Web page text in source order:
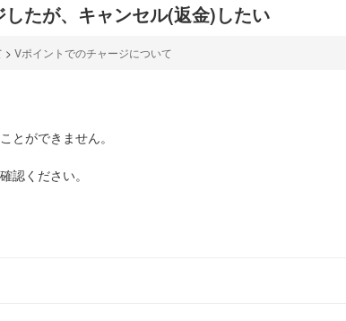
たが、キャンセル(返金)したい
> Vポイントでのチャージについて
とができません。
認ください。